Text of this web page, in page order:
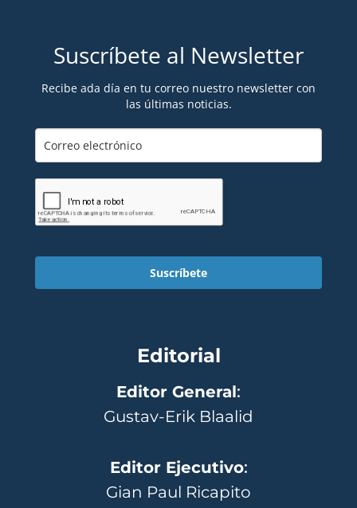
Suscríbete al Newsletter
Recibe ada día en tu correo nuestro newsletter con
las últimas noticias.
Suscríbete
Editorial
Editor General:
Gustav-Erik Blaalid
Editor Ejecutivo:
Gian Paul Ricapito